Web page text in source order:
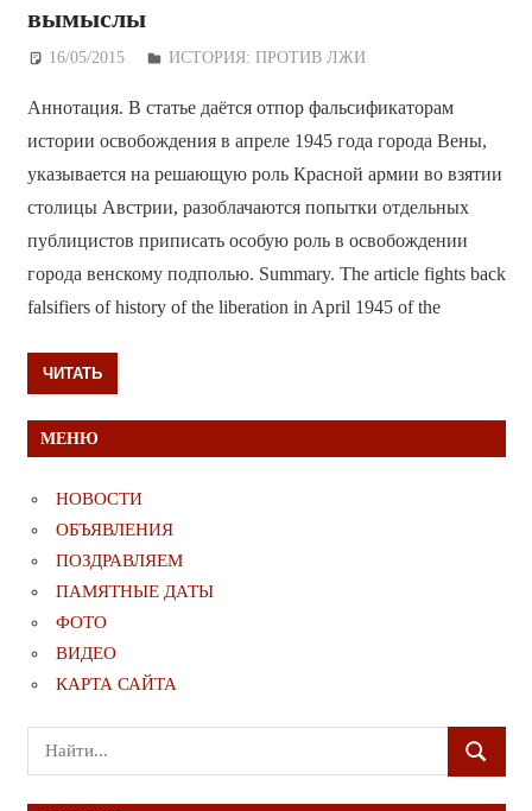
вымыслы
16/05/2015 Дежурный по Редакции
ИСТОРИЯ: ПРОТИВ ЛЖИ
Аннотация. В статье даётся отпор фальсификаторам
истории освобождения в апреле 1945 года города Вены,
указывается на решающую роль Красной армии во взятии
столицы Австрии, разоблачаются попытки отдельных
публицистов приписать особую роль в освобождении
города венскому подполью. Summary. The article fights back
falsifiers of history of the liberation in April 1945 of the
ЧИТАТЬ
МЕНЮ
НОВОСТИ
ОБЪЯВЛЕНИЯ
ПОЗДРАВЛЯЕМ
ПАМЯТНЫЕ ДАТЫ
ФОТО
ВИДЕО
КАРТА САЙТА
Поиск
для:
ПОИСК